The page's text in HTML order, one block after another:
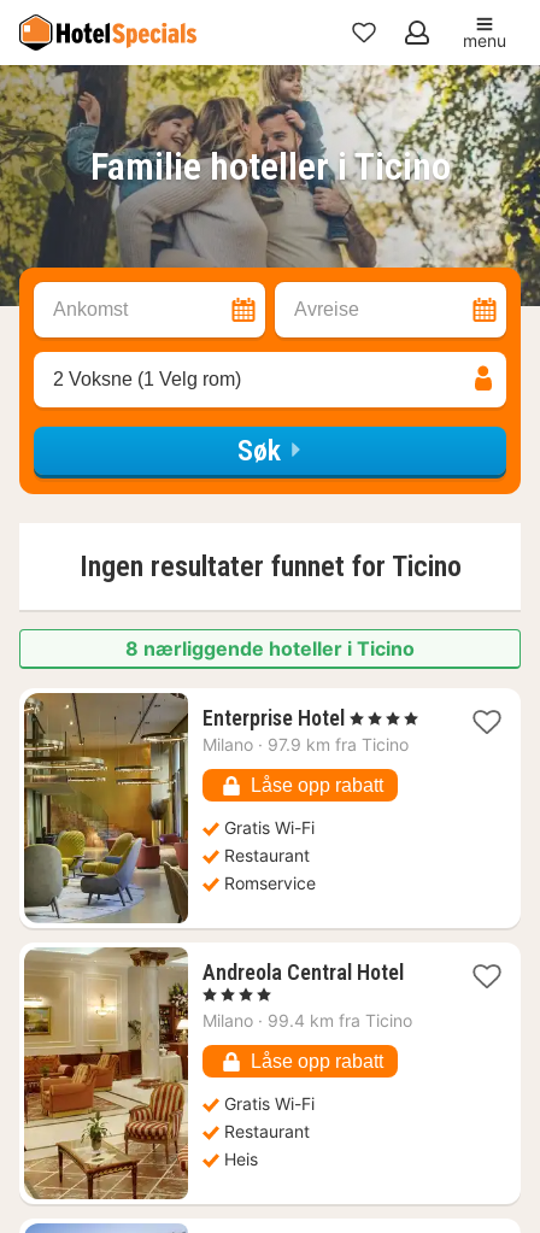
Mine
favoritter
menu
Familie hoteller i Ticino
Ankomst Avreise
2 Voksne (1 Velg rom)
Søk
Ingen resultater funnet for Ticino
8 nærliggende hoteller i Ticino
Enterprise Hotel 1
natt
1069
kr.
, 4 Stjerner
Milano · 97.9 km fra Ticino
Låse opp rabatt
Gratis Wi-Fi
Restaurant
Romservice
Andreola Central Hotel1
fra
, 4 Stjerner
Milano · 99.4 km fra Ticino
Låse opp rabatt
Gratis Wi-Fi
Restaurant
Heis